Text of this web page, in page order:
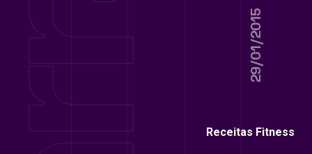
29/01/2015
Receitas Fitness